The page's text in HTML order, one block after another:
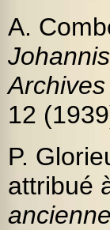
A.
12
P.
attribué